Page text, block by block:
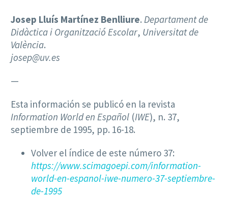
Josep Lluís Martínez Benlliure. Departament de
Didàctica i Organització Escolar, Universitat de
València.
josep@uv.es
—
Esta información se publicó en la revista
Information World en Español (IWE), n. 37,
septiembre de 1995, pp. 16-18.
Volver el índice de este número 37:
https://www.scimagoepi.com/information-
world-en-espanol-iwe-numero-37-septiembre-
de-1995